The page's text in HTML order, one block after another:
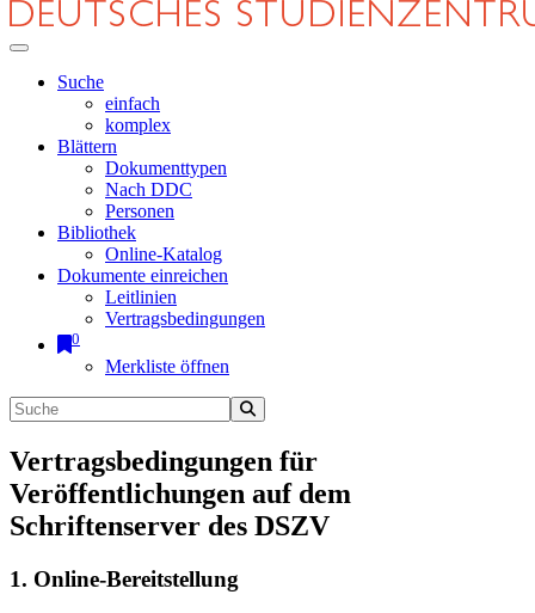
Suche
einfach
komplex
Blättern
Dokumenttypen
Nach DDC
Personen
Bibliothek
Online-Katalog
Dokumente einreichen
Leitlinien
Vertragsbedingungen
0
Merkliste öffnen
Vertragsbedingungen für
Veröffentlichungen auf dem
Schriftenserver des DSZV
1. Online-Bereitstellung